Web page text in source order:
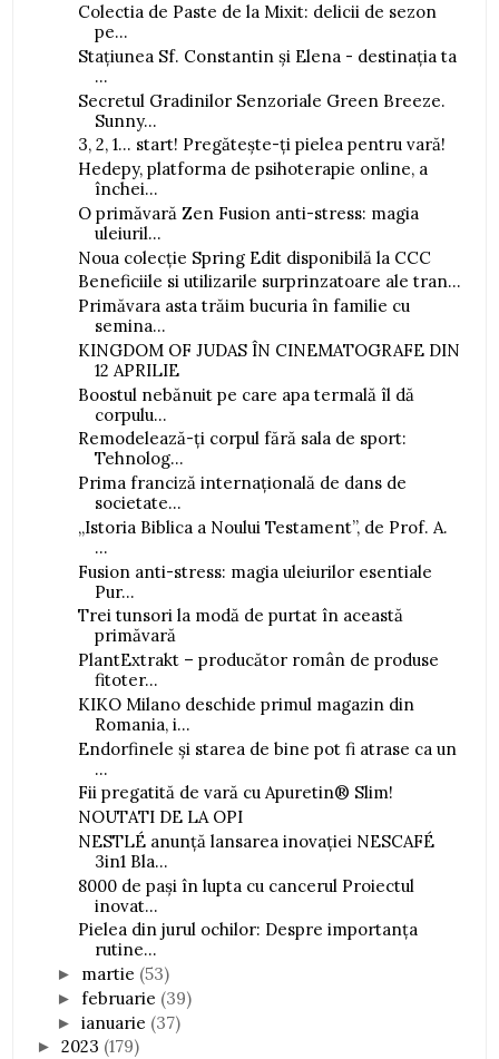
Colectia de Paste de la Mixit: delicii de sezon
pe...
Stațiunea Sf. Constantin și Elena - destinația ta
...
Secretul Gradinilor Senzoriale Green Breeze.
Sunny...
3, 2, 1… start! Pregătește-ți pielea pentru vară!
Hedepy, platforma de psihoterapie online, a
închei...
O primăvară Zen Fusion anti-stress: magia
uleiuril...
Noua colecție Spring Edit disponibilă la CCC
Beneficiile si utilizarile surprinzatoare ale tran...
Primăvara asta trăim bucuria în familie cu
semina...
KINGDOM OF JUDAS ÎN CINEMATOGRAFE DIN
12 APRILIE
Boostul nebănuit pe care apa termală îl dă
corpulu...
Remodelează-ți corpul fără sala de sport:
Tehnolog...
Prima franciză internațională de dans de
societate...
„Istoria Biblica a Noului Testament”, de Prof. A.
...
Fusion anti-stress: magia uleiurilor esentiale
Pur...
Trei tunsori la modă de purtat în această
primăvară
PlantExtrakt – producător român de produse
fitoter...
KIKO Milano deschide primul magazin din
Romania, i...
Endorfinele și starea de bine pot fi atrase ca un
...
Fii pregatită de vară cu Apuretin® Slim!
NOUTATI DE LA OPI
NESTLÉ anunță lansarea inovației NESCAFÉ
3in1 Bla...
8000 de pași în lupta cu cancerul Proiectul
inovat...
Pielea din jurul ochilor: Despre importanța
rutine...
► martie (53)
►februarie (39)
►ianuarie (37)
►2023 (179)